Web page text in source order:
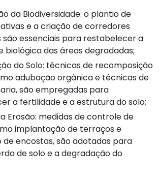
e a criação de corredores
são essenciais para restabelecer a
biológica das áreas degradadas;
adubação orgânica e técnicas de
são empregadas para
a fertilidade e a estrutura do solo;
implantação de terraços e
encostas, são adotadas para
de solo e a degradação do